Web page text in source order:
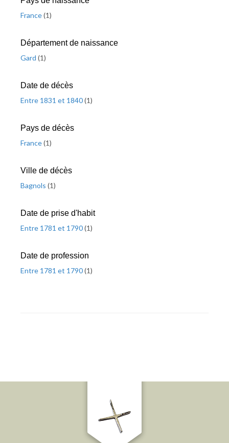
France(1)
Département de naissance
Gard (1)
Date de décès
Entre 1831 et 1840(1)
Pays de décès
France(1)
Ville de décès
Bagnols (1)
Date de prise d'habit
Entre 1781 et 1790(1)
Date de profession
Entre 1781 et 1790(1)